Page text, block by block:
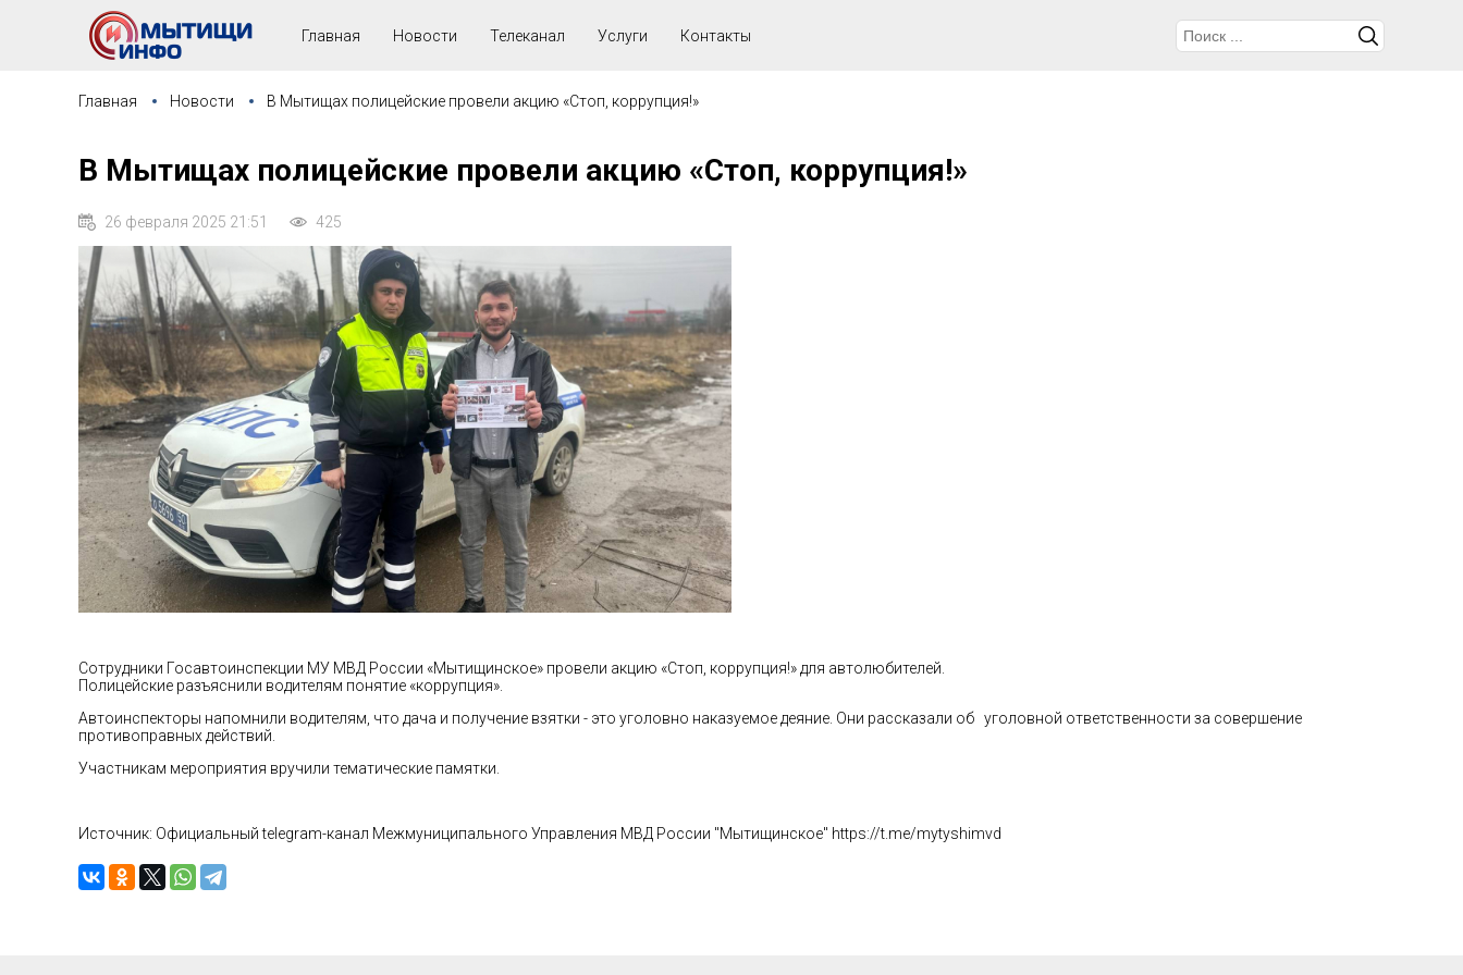
Главная Новости Телеканал Услуги Контакты
Главная Новости В Мытищах полицейские провели акцию «Стоп, коррупция!»
В Мытищах полицейские провели акцию «Стоп, коррупция!»
26 февраля 2025 21:51 425
Сотрудники Госавтоинспекции МУ МВД России «Мытищинское» провели акцию «Стоп, коррупция!» для автолюбителей.
Полицейские разъяснили водителям понятие «коррупция».
Автоинспекторы напомнили водителям, что дача и получение взятки - это уголовно наказуемое деяние. Они рассказали об уголовной ответственности за совершение
противоправных действий.
Участникам мероприятия вручили тематические памятки.
Источник: Официальный telegram-канал Межмуниципального Управления МВД России "Мытищинское" https://t.me/mytyshimvd